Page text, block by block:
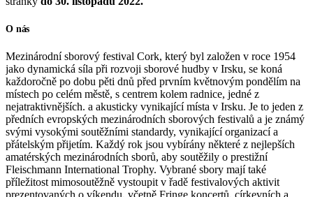
O nás
Mezinárodní sborový festival Cork, který byl založen v roce 1954
jako dynamická síla při rozvoji sborové hudby v Irsku, se koná
každoročně po dobu pěti dnů před prvním květnovým pondělím na
místech po celém městě, s centrem kolem radnice, jedné z
nejatraktivnějších. a akusticky vynikající místa v Irsku. Je to jeden z
předních evropských mezinárodních sborových festivalů a je známý
svými vysokými soutěžními standardy, vynikající organizací a
přátelským přijetím. Každý rok jsou vybírány některé z nejlepších
amatérských mezinárodních sborů, aby soutěžily o prestižní
Fleischmann International Trophy. Vybrané sbory mají také
příležitost mimosoutěžně vystoupit v řadě festivalových aktivit